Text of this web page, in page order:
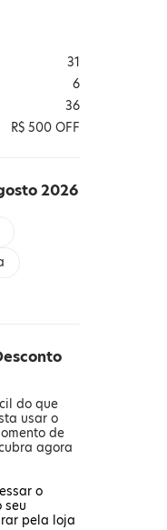
31
6
36
R$ 500 OFF
2026
do que
usar o
de
agora
o
seu
pela loja